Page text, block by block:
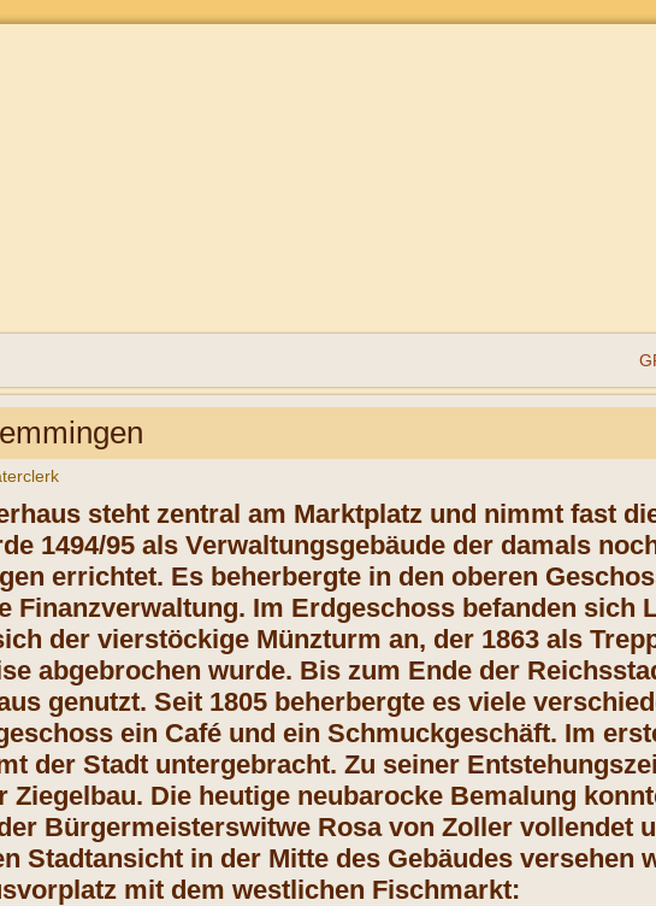
steht zentral am Marktplatz und nimmt fast
1494/95 als Verwaltungsgebäude der damals
errichtet. Es beherbergte in den oberen
Finanzverwaltung. Im Erdgeschoss befanden sich
der vierstöckige Münzturm an, der 1863 als
abgebrochen wurde. Bis zum Ende der
genutzt. Seit 1805 beherbergte es viele
ein Café und ein Schmuckgeschäft. Im
der Stadt untergebracht. Zu seiner
Die heutige neubarocke Bemalung
Bürgermeisterswitwe Rosa von Zoller vollendet
Stadtansicht in der Mitte des Gebäudes versehen
mit dem westlichen Fischmarkt: